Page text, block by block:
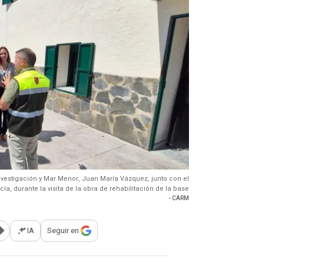
y Mar Menor, Juan María Vázquez, junto con el
durante la visita de la obra de rehabilitación de la base
- CARM
opciones para compartir
IA Seguir en